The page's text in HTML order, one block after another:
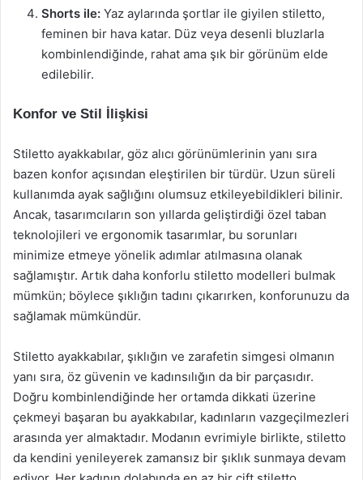
Shorts ile: Yaz aylarında şortlar ile giyilen stiletto,
feminen bir hava katar. Düz veya desenli bluzlarla
kombinlendiğinde, rahat ama şık bir görünüm elde
edilebilir.
Konfor ve Stil İlişkisi
Stiletto ayakkabılar, göz alıcı görünümlerinin yanı sıra
bazen konfor açısından eleştirilen bir türdür. Uzun süreli
kullanımda ayak sağlığını olumsuz etkileyebildikleri bilinir.
Ancak, tasarımcıların son yıllarda geliştirdiği özel taban
teknolojileri ve ergonomik tasarımlar, bu sorunları
minimize etmeye yönelik adımlar atılmasına olanak
sağlamıştır. Artık daha konforlu stiletto modelleri bulmak
mümkün; böylece şıklığın tadını çıkarırken, konforunuzu da
sağlamak mümkündür.
Stiletto ayakkabılar, şıklığın ve zarafetin simgesi olmanın
yanı sıra, öz güvenin ve kadınsılığın da bir parçasıdır.
Doğru kombinlendiğinde her ortamda dikkati üzerine
çekmeyi başaran bu ayakkabılar, kadınların vazgeçilmezleri
arasında yer almaktadır. Modanın evrimiyle birlikte, stiletto
da kendini yenileyerek zamansız bir şıklık sunmaya devam